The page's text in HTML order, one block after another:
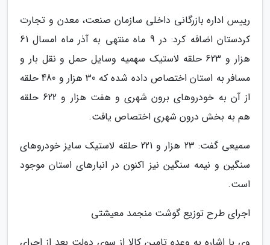
رییس اداره بازرگانی داخلی سازمان صنعت، معدن و تجارت
کردستان اضافه کرد: در 9 ماه منتهی به آذر ماه امسال 61
هزار و 623 حلقه لاستیک سهمیه وسایل حمل و نقل بار و
مسافر به استان اختصاص داده شده که 30 هزار و 480 حلقه
از آن به خودروهای برون شهری و هفت هزار و 622 حلقه
هم به بخش درون شهری اختصاص یافت.
سمیعی گفت: 23 هزار و 221 حلقه لاستیک سایز خودروهای
سنگین و نیمه سنگین نیز اکنون در انبارهای استان موجود
است.
اجرای طرح توزیع گوشت منجمد معیشتی